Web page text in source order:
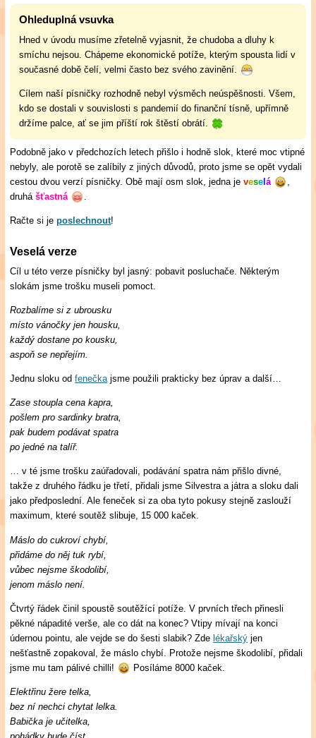
Ohleduplná vsuvka
Hned v úvodu musíme zřetelně vyjasnit, že chudoba a dluhy k
smíchu nejsou. Chápeme ekonomické potíže, kterým spousta lidí v
současné době čelí, velmi často bez svého zavinění.
Cílem naší písničky rozhodně nebyl výsměch neúspěšnosti. Všem,
kdo se dostali v souvislosti s pandemií do finanční tísně, upřímně
držíme palce, ať se jim příští rok štěstí obrátí.
Podobně jako v předchozích letech přišlo i hodně slok, které moc vtipné
nebyly, ale porotě se zalíbily z jiných důvodů, proto jsme se opět vydali
cestou dvou verzí písničky. Obě mají osm slok, jedna jeveselá
druhášťastná
Račte si jeposlechnout!
Veselá verze
Cíl u této verze písničky byl jasný: pobavit posluchače. Některým
slokám jsme trošku museli pomoct.
Rozbalíme si z ubrousku
místo vánočky jen housku,
každý dostane po kousku,
aspoň se nepřejím.
Jednu sloku odfenečka jsme použili prakticky bez úprav a další…
Zase stoupla cena kapra,
pošlem pro sardinky bratra,
pak budem podávat spatra
po jedné na talíř.
… v té jsme trošku zaúřadovali, podávání spatra nám přišlo divné,
takže z druhého řádku je třetí, přidali jsme Silvestra a játra a sloku dali
jako předposlední. Ale feneček si za oba tyto pokusy stejně zaslouží
maximum, které soutěž slibuje, 15 000 kaček.
Máslo do cukroví chybí,
přidáme do něj tuk rybí,
vůbec nejsme škodolibí,
jenom máslo není.
Čtvrtý řádek činil spoustě soutěžící potíže. V prvních třech přinesli
pěkné nápadité verše, ale co dát na konec? Vtipy mívají na konci
údernou pointu, ale vejde se do šesti slabik? Zdelékařský jen
nešťastně zopakoval, že máslo chybí. Protože nejsme škodolibí, přidali
jsme mu tam pálivé chilli!
Posíláme 8000 kaček.
Elektřinu žere telka,
bez ní nechci chytat lelka.
Babička je učitelka,